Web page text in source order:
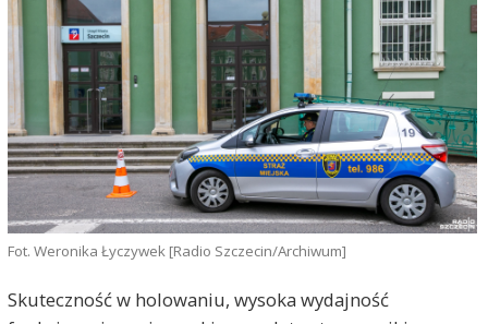
Fot. Weronika Łyczywek [Radio Szczecin/Archiwum]
Skuteczność w holowaniu, wysoka wydajność